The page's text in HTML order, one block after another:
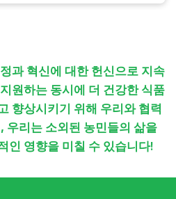
과 혁신에 대한 헌신으로 지속
원하는 동시에 더 건강한 식품
향상시키기 위해 우리와 협력
우리는 소외된 농민들의 삶을
인 영향을 미칠 수 있습니다!